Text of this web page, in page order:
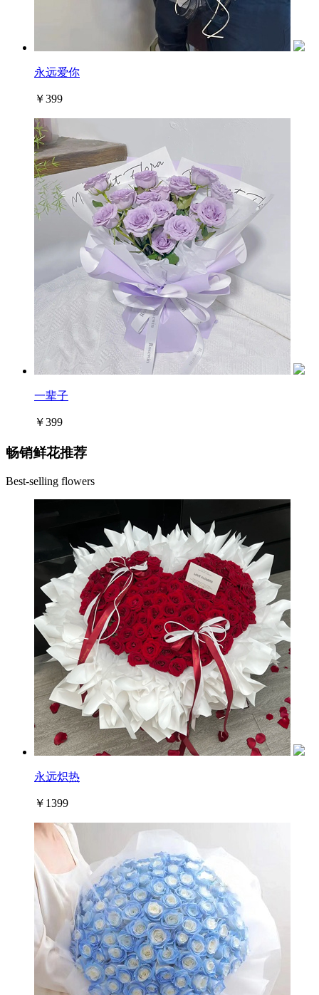
永远爱你
￥399
一辈子
￥399
畅销鲜花推荐
Best-selling flowers
永远炽热
￥1399